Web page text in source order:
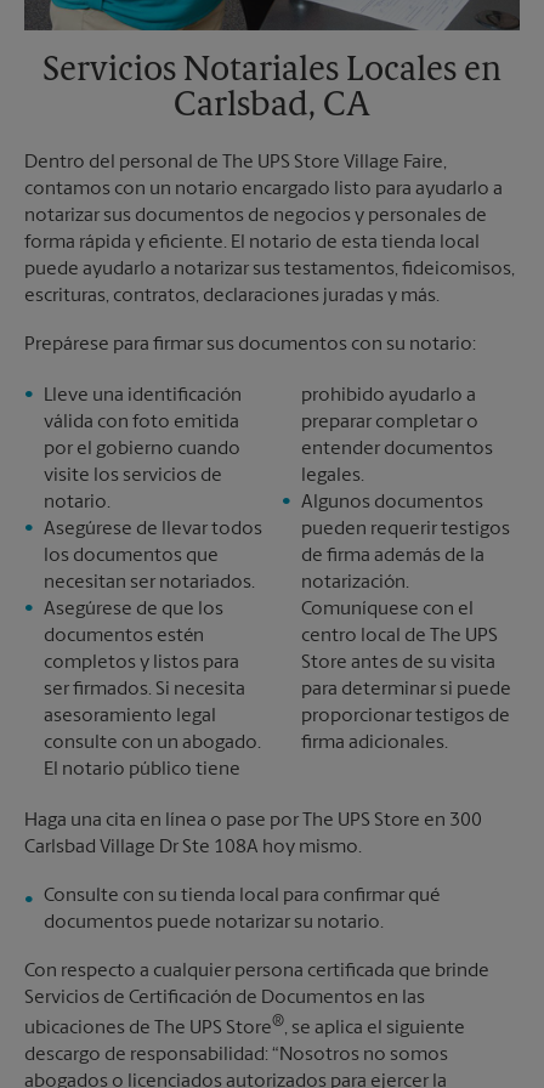
Servicios Notariales Locales en
Carlsbad, CA
Dentro del personal de The UPS Store Village Faire,
contamos con un notario encargado listo para ayudarlo a
notarizar sus documentos de negocios y personales de
forma rápida y eficiente. El notario de esta tienda local
puede ayudarlo a notarizar sus testamentos, fideicomisos,
escrituras, contratos, declaraciones juradas y más.
Prepárese para firmar sus documentos con su notario:
Lleve una identificación
válida con foto emitida
por el gobierno cuando
visite los servicios de
notario.
Asegúrese de llevar todos
los documentos que
necesitan ser notariados.
Asegúrese de que los
documentos estén
completos y listos para
ser firmados. Si necesita
asesoramiento legal
consulte con un abogado.
El notario público tiene
prohibido ayudarlo a
preparar completar o
entender documentos
legales.
Algunos documentos
pueden requerir testigos
de firma además de la
notarización.
Comuníquese con el
centro local de The UPS
Store antes de su visita
para determinar si puede
proporcionar testigos de
firma adicionales.
Haga una cita en línea o pase por The UPS Store en 300
Carlsbad Village Dr Ste 108A hoy mismo.
Consulte con su tienda local para confirmar qué
documentos puede notarizar su notario.
Con respecto a cualquier persona certificada que brinde
Servicios de Certificación de Documentos en las
ubicaciones de The UPS Store®, se aplica el siguiente
descargo de responsabilidad: “Nosotros no somos
abogados o licenciados autorizados para ejercer la